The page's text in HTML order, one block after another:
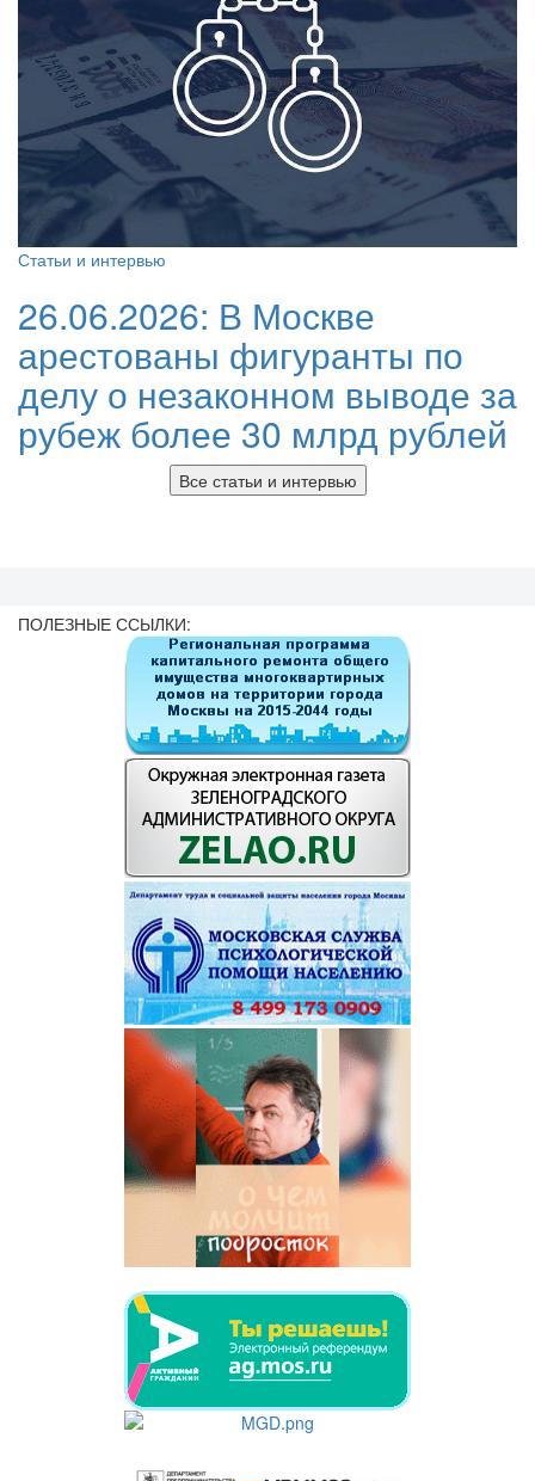
Статьи и интервью
26.06.2026: В Москве
арестованы фигуранты по
делу о незаконном выводе за
рубеж более 30 млрд рублей
Все статьи и интервью
ПОЛЕЗНЫЕ ССЫЛКИ: